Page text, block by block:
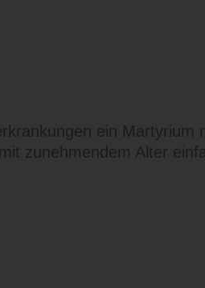
ein Martyrium
zunehmendem Alter